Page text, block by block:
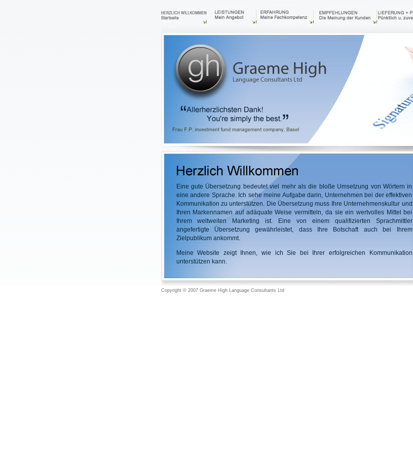
Eine gute Übersetzung bedeutet viel mehr als die bloße Umsetzung von Wörtern in
eine andere Sprache. Ich sehe meine Aufgabe darin, Unternehmen bei der effektiven
Kommunikation zu unterstützen. Die Übersetzung muss Ihre Unternehmenskultur und
Ihren Markennamen auf adäquate Weise vermitteln, da sie ein wertvolles Mittel bei
Ihrem weltweiten Marketing ist. Eine von einem qualifizierten Sprachmittler
angefertigte Übersetzung gewährleistet, dass Ihre Botschaft auch bei Ihrem
Zielpublikum ankommt.
Meine Website zeigt Ihnen, wie ich Sie bei Ihrer erfolgreichen Kommunikation
unterstützen kann.
Copyright © 2007 Graeme High Language Consultants Ltd